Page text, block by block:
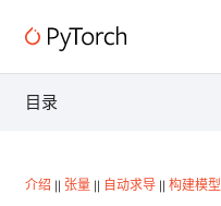
目录
介绍 || 张量|| 自动求导|| 构建模型